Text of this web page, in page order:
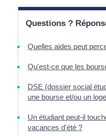
Questions ?
Quelles aides peut
Qu'est-ce que les
DSE (dossier social
une bourse et/ou un
Un étudiant peut-il
vacances d'été ?